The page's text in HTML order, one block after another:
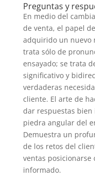
Preguntas y
En medio del
de venta, el papel
adquirido un nuevo
trata sólo de
ensayado; se trata
significativo y
verdaderas
cliente. El arte de
dar respuestas bien
piedra angular del
Demuestra un
de los retos del
ventas posicionarse
informado.